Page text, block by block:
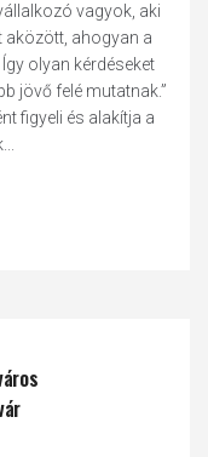
vagyok, aki
aközött, ahogyan a
olyan kérdéseket
jövő felé mutatnak.”
figyeli és alakítja a